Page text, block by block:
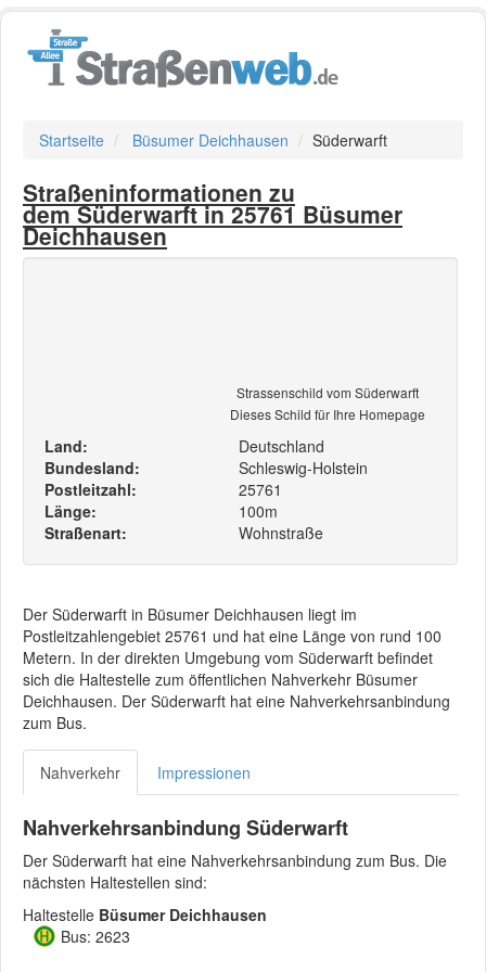
Startseite Büsumer Deichhausen Süderwarft
Straßeninformationen zu
dem Süderwarft in 25761 Büsumer
Deichhausen
Strassenschild vom Süderwarft
Dieses Schild für Ihre Homepage
Land:
Deutschland
Bundesland:
Schleswig-Holstein
Postleitzahl:
25761
Länge:
100m
Straßenart:
Wohnstraße
Der Süderwarft in Büsumer Deichhausen liegt im
Postleitzahlengebiet 25761 und hat eine Länge von rund 100
Metern. In der direkten Umgebung vom Süderwarft befindet
sich die Haltestelle zum öffentlichen Nahverkehr Büsumer
Deichhausen. Der Süderwarft hat eine Nahverkehrsanbindung
zum Bus.
Nahverkehr Impressionen
Nahverkehrsanbindung Süderwarft
Der Süderwarft hat eine Nahverkehrsanbindung zum Bus. Die
nächsten Haltestellen sind:
Haltestelle Büsumer Deichhausen
Bus: 2623